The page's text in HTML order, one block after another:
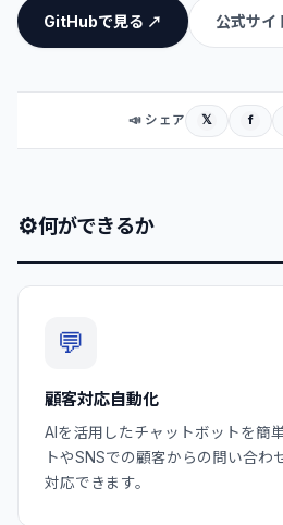
GitHubで見る ↗ 公式サイ
📣 シェア 𝕏 f
⚙何ができるか
💬
顧客対応自動化
AIを活用したチャットボットを簡
トやSNSでの顧客からの問い合わ
対応できます。